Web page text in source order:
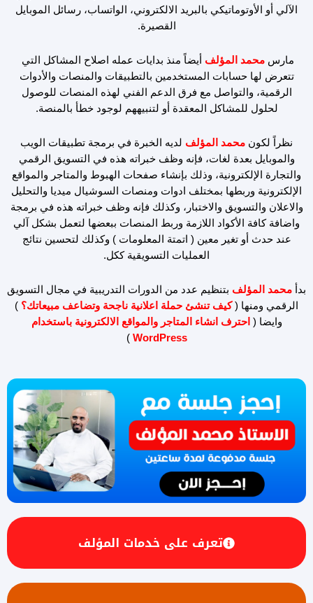
الآلي أو الأوتوماتيكي بالبريد الالكتروني، الواتساب، رسائل الموبايل
القصيرة.
مارس محمد المؤلف أيضاً منذ بدايات عمله اصلاح المشاكل التي
تتعرض لها حسابات المستخدمين بالتطبيقات والمنصات والأدوات
الرقمية، والتواصل مع فرق الدعم الفني لهذه المنصات للوصول
لحلول للمشاكل المعقدة أو لتنبيههم لوجود خطأ بالمنصة.
نظراً لكون محمد المؤلف لديه الخبرة في برمجة تطبيقات الويب
والموبايل بعدة لغات، فإنه وظف خبراته هذه في التسويق الرقمي
والتجارة الإلكترونية، وذلك بإنشاء صفحات الهبوط والمتاجر والمواقع
الإلكترونية وربطها بمختلف ادوات ومنصات السوشيال ميديا والتحليل
والاعلان والتسويق والاختبار، وكذلك فإنه وظف خبراته هذه في برمجة
واضافة كافة الأكواد اللازمة وربط المنصات ببعضها لتعمل بشكل آلي
عند حدث أو تغير معين ( اتمتة المعلومات ) وكذلك لتحسين نتائج
العمليات التسويقية ككل.
بدأ محمد المؤلف بتنظيم عدد من الدورات التدريبية في مجال التسويق
الرقمي ومنها (كيف تنشئ حملة اعلانية ناجحة وتضاعف مبيعاتك؟ )
وايضا ( احترف انشاء المتاجر والمواقع الالكترونية باستخدام
WordPress
)
تعرف على خدمات المؤلف